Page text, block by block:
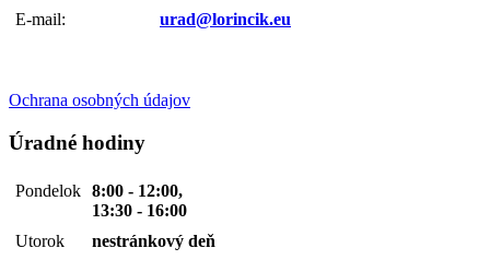
E-mail:
urad@lorincik.eu
Ochrana osobných údajov
Úradné hodiny
Pondelok 8:00 - 12:00,
13:30 - 16:00
Utorok
nestránkový deň